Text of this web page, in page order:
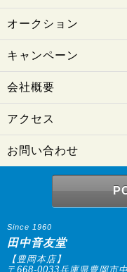
オークション
キャンペーン
会社概要
アクセス
お問い合わせ
Since 1960
田中音友堂
【豊岡本店】
〒668-0033兵庫県豊岡市